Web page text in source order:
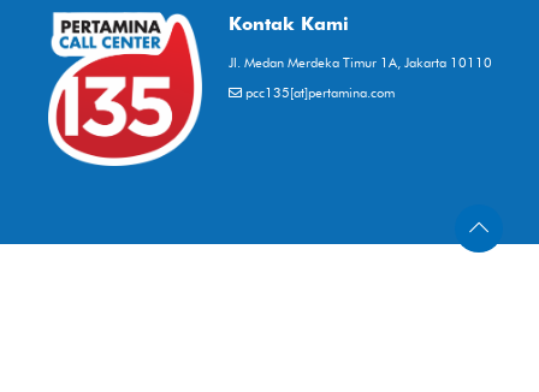
Kontak Kami
Jl. Medan Merdeka Timur 1A, Jakarta 10110
pcc135[at]pertamina.com